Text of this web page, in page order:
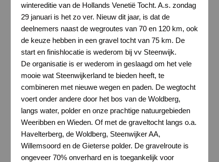
wintereditie van de Hollands Venetië Tocht. A.s. zondag
29 januari is het zo ver. Nieuw dit jaar, is dat de
deelnemers naast de wegroutes van 70 en 120 km, ook
de keuze hebben in een gravel tocht van 75 km. De
start en finishlocatie is wederom bij vv Steenwijk.
De organisatie is er wederom in geslaagd om het vele
mooie wat Steenwijkerland te bieden heeft, te
combineren met nieuwe wegen en paden. De wegtocht
voert onder andere door het bos van de Woldberg,
langs water, polder en onze prachtige natuurgebieden
Weeribben en Wieden. Of met de graveltocht langs o.a.
Havelterberg, de Woldberg, Steenwijker AA,
Willemsoord en de Gieterse polder. De gravelroute is
ongeveer 70% onverhard en is toegankelijk voor